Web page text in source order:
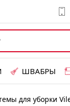
ШВАБРЫ
для уборки